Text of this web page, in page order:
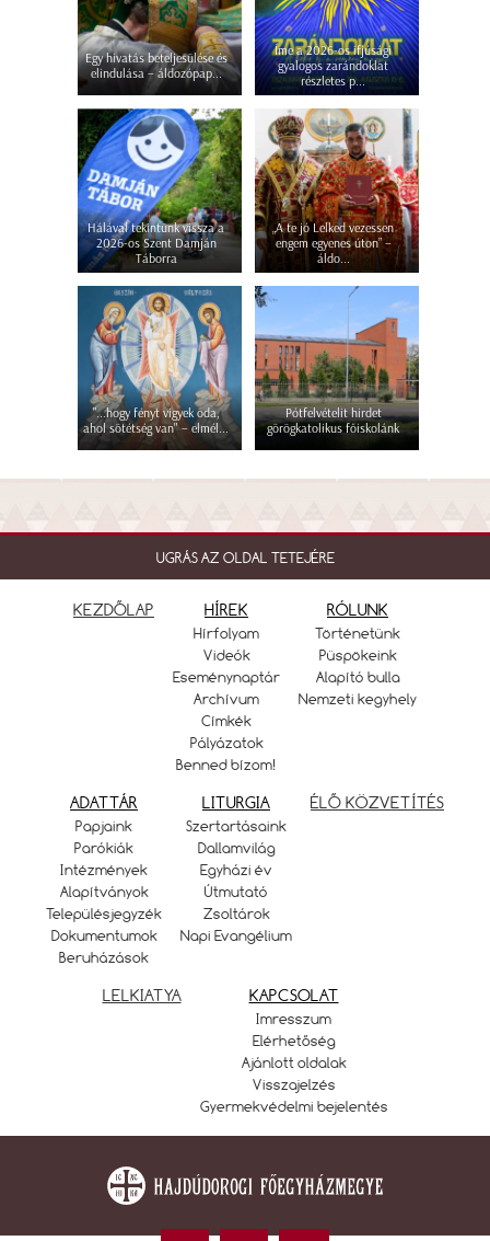
Egy hivatás beteljesülése és
elindulása – áldozópap...
Íme a 2026-os ifjúsági
gyalogos zarándoklat
részletes p...
Hálával tekintünk vissza a
2026-os Szent Damján
Táborra
„A te jó Lelked vezessen
engem egyenes úton” –
áldo...
"...hogy fényt vigyek oda,
ahol sötétség van" – elmél...
Pótfelvételit hirdet
görögkatolikus főiskolánk
UGRÁS AZ OLDAL TETEJÉRE
KEZDŐLAP HÍREK
Hírfolyam
Videók
Eseménynaptár
Archívum
Címkék
Pályázatok
Benned bízom!
RÓLUNK
Történetünk
Püspökeink
Alapító bulla
Nemzeti kegyhely
ADATTÁR
Papjaink
Parókiák
Intézmények
Alapítványok
Településjegyzék
Dokumentumok
Beruházások
LITURGIA
Szertartásaink
Dallamvilág
Egyházi év
Útmutató
Zsoltárok
Napi Evangélium
ÉLŐ KÖZVETÍTÉS
LELKIATYA KAPCSOLAT
Imresszum
Elérhetőség
Ajánlott oldalak
Visszajelzés
Gyermekvédelmi bejelentés